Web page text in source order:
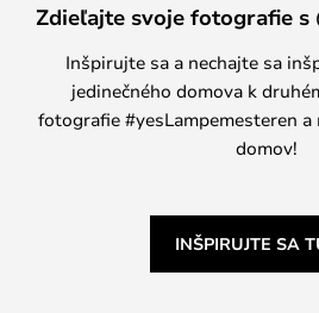
Zdieľajte svoje fotografie s
Inšpirujte sa a nechajte sa
jedinečného domova k
fotografie #yesLampemesteren
domov!
INŠPIRUJTE SA